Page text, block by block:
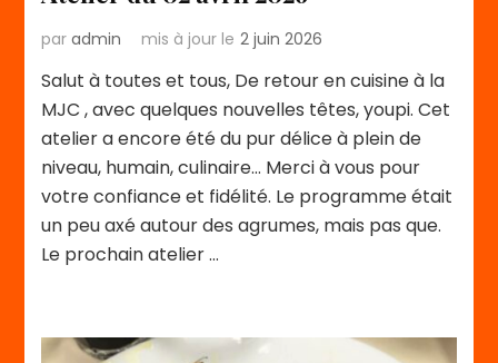
paradmin mis à jour le 2 juin 2026
Salut à toutes et tous, De retour en cuisine à la
MJC , avec quelques nouvelles têtes, youpi. Cet
atelier a encore été du pur délice à plein de
niveau, humain, culinaire… Merci à vous pour
votre confiance et fidélité. Le programme était
un peu axé autour des agrumes, mais pas que.
Le prochain atelier …